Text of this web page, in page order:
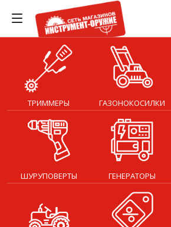
ТРИММЕРЫ ГАЗОНОКОСИЛКИ
ШУРУПОВЕРТЫ ГЕНЕРАТОРЫ